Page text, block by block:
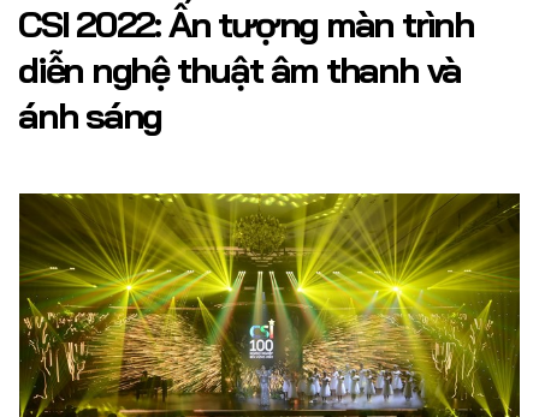
CSI 2022: Ấn tượng màn trình
diễn nghệ thuật âm thanh và
ánh sáng